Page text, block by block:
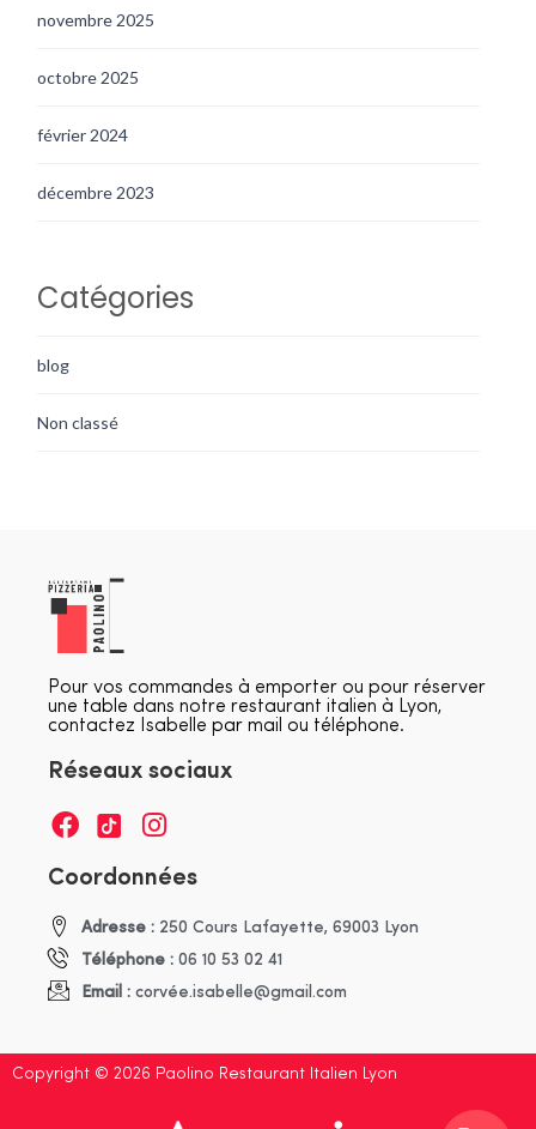
novembre 2025
octobre 2025
février 2024
décembre 2023
Catégories
blog
Non classé
Coordonnées
Adresse :250 Cours Lafayette, 69003 Lyon
Téléphone :06 10 53 02 41
Email :corvée.isabelle@gmail.com
Réseaux sociaux
Pour vos commandes à emporter ou pour réserver
une table dans notre restaurant italien à Lyon,
contactez Isabelle par mail ou téléphone.
Copyright © 2026 Paolino Restaurant Italien Lyon